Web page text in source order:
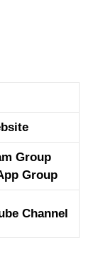
Group
Group
Channel